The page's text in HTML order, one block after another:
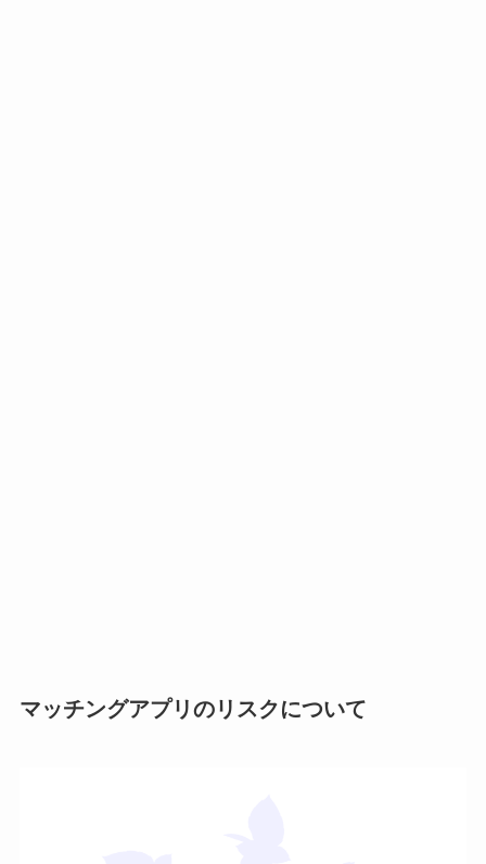
マッチングアプリのリスクについて